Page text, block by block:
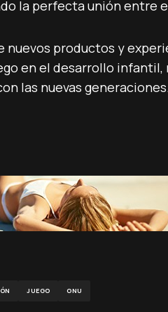
la perfecta unión entre
nuevos productos y
en el desarrollo infantil,
las nuevas
JUEGO ONU